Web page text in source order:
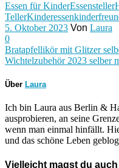
Essen für KinderEssensteller
TellerKinderessen
5. Oktober 2023 Von Laura
0
Bratapfellikör mit Glitzer
Wichtelzubehör 2023 selber
Über Laura
Ich bin Laura aus Berlin &
ausprobieren, an seine
wenn man einmal hinfällt.
und das schöne Leben
Vielleicht magst du auch